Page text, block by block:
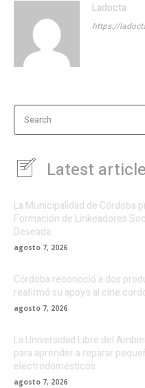
Ladocta
https://
Search
Latest
La Municipalidad de Córdoba
Formación de Linkeadores
Deseada
agosto 7, 2026
Córdoba reconoció a dos
reafirmó su apoyo al cine
agosto 7, 2026
La Universidad Libre del
para aprender a reparar
electrodomésticos
agosto 7, 2026